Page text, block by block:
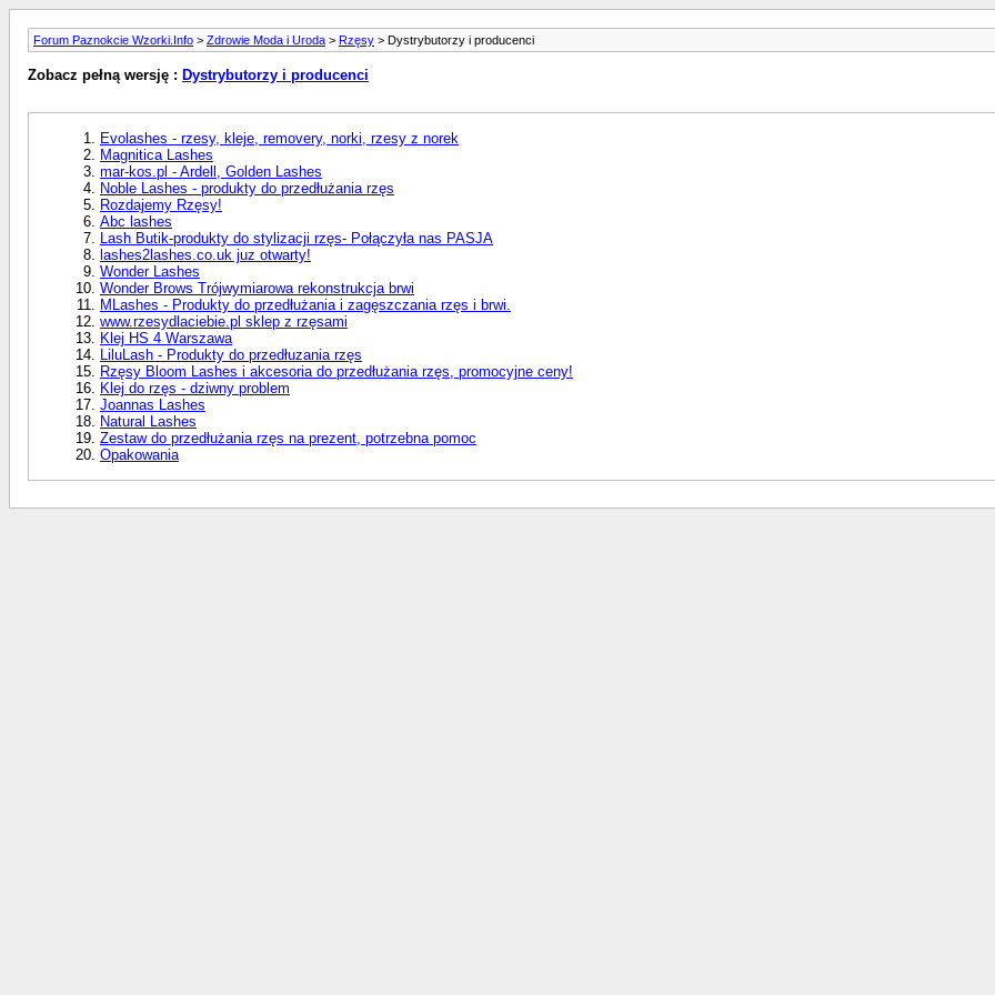
Forum Paznokcie Wzorki.Info > Zdrowie Moda i Uroda > Rzęsy > Dystrybutorzy i producenci
Zobacz pełną wersję : Dystrybutorzy i producenci
Evolashes - rzesy, kleje, removery, norki, rzesy z norek
Magnitica Lashes
mar-kos.pl - Ardell, Golden Lashes
Noble Lashes - produkty do przedłużania rzęs
Rozdajemy Rzęsy!
Abc lashes
Lash Butik-produkty do stylizacji rzęs- Połączyła nas PASJA
lashes2lashes.co.uk juz otwarty!
Wonder Lashes
Wonder Brows Trójwymiarowa rekonstrukcja brwi
MLashes - Produkty do przedłużania i zagęszczania rzęs i brwi.
www.rzesydlaciebie.pl sklep z rzęsami
Klej HS 4 Warszawa
LiluLash - Produkty do przedłuzania rzęs
Rzęsy Bloom Lashes i akcesoria do przedłużania rzęs, promocyjne ceny!
Klej do rzęs - dziwny problem
Joannas Lashes
Natural Lashes
Zestaw do przedłużania rzęs na prezent, potrzebna pomoc
Opakowania